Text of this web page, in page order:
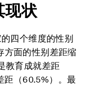
现状
四个维度的性别
方面的性别差距缩
教育成就差距
距（60.5%）。最